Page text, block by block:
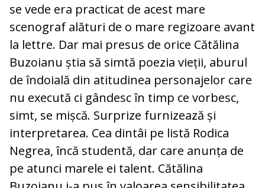
se vede era practicat de acest mare
scenograf alături de o mare regizoare avant
la lettre. Dar mai presus de orice Cătălina
Buzoianu știa să simtă poezia vieții, aburul
de îndoială din atitudinea personajelor care
nu execută ci gândesc în timp ce vorbesc,
simt, se mișcă. Surprize furnizează și
interpretarea. Cea dintâi pe listă Rodica
Negrea, încă studentă, dar care anunța de
pe atunci marele ei talent. Cătălina